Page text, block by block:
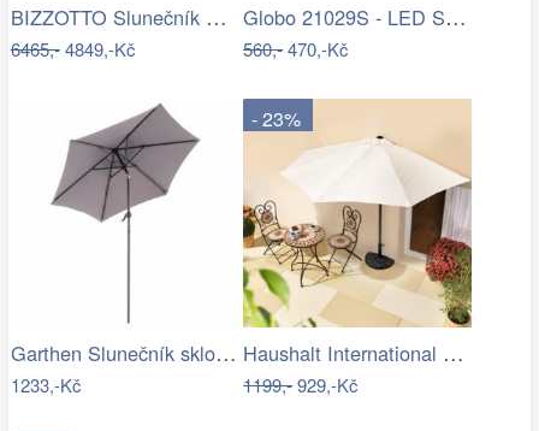
BIZZOTTO Slunečník SIVIGLIA taupe 3x3m
6465,-4849,-Kč
Globo 21029S - LED Stm. nab. dot.…
560,-470,-Kč
Garthen Slunečník sklopný s kličkou,…
1233,-Kč
- 23%
Haushalt International Slunečník…
1199,-929,-Kč